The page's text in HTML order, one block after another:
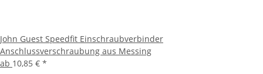
John Guest Speedfit Einschraubverbinder
Anschlussverschraubung aus Messing
ab 10,85 € *